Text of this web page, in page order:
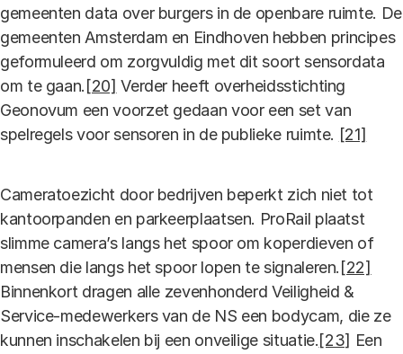
gemeenten data over burgers in de openbare ruimte. De
gemeenten Amsterdam en Eindhoven hebben principes
geformuleerd om zorgvuldig met dit soort sensordata
om te gaan. [20] Verder heeft overheidsstichting
Geonovum een voorzet gedaan voor een set van
spelregels voor sensoren in de publieke ruimte. [21]
Cameratoezicht door bedrijven beperkt zich niet tot
kantoorpanden en parkeerplaatsen. ProRail plaatst
slimme camera’s langs het spoor om koperdieven of
mensen die langs het spoor lopen te signaleren. [22]
Binnenkort dragen alle zevenhonderd Veiligheid &
Service-medewerkers van de NS een bodycam, die ze
kunnen inschakelen bij een onveilige situatie.[23] Een